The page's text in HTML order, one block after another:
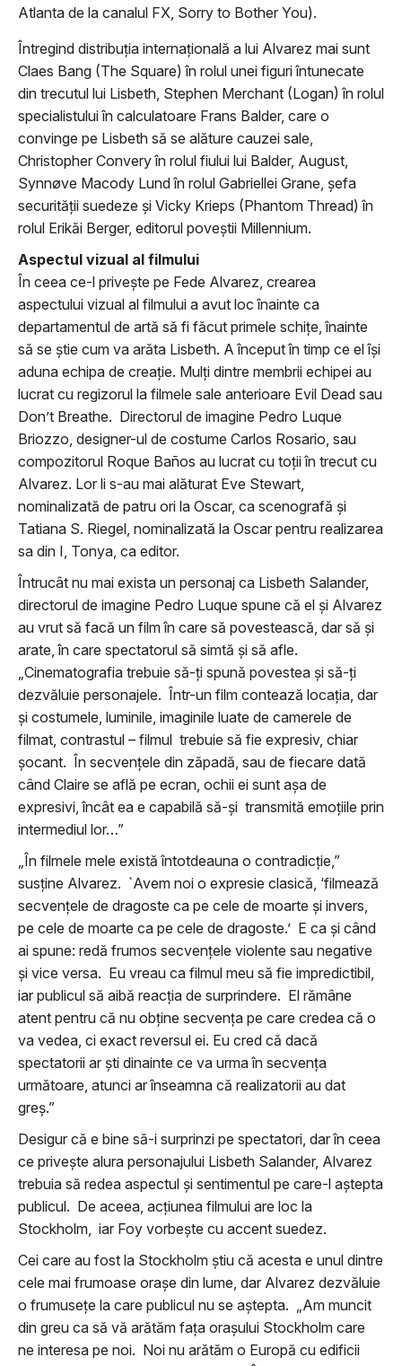
Atlanta de la canalul FX, Sorry to Bother You).
Întregind distribuţia internaţională a lui Alvarez mai sunt
Claes Bang (The Square) în rolul unei figuri întunecate
din trecutul lui Lisbeth, Stephen Merchant (Logan) în rolul
specialistului în calculatoare Frans Balder, care o
convinge pe Lisbeth să se alăture cauzei sale,
Christopher Convery în rolul fiului lui Balder, August,
Synnøve Macody Lund în rolul Gabriellei Grane, şefa
securităţii suedeze şi Vicky Krieps (Phantom Thread) în
rolul Erikăi Berger, editorul poveştii Millennium.
Aspectul vizual al filmului
În ceea ce-l priveşte pe Fede Alvarez, crearea
aspectului vizual al filmului a avut loc înainte ca
departamentul de artă să fi făcut primele schiţe, înainte
să se ştie cum va arăta Lisbeth. A început în timp ce el îşi
aduna echipa de creaţie. Mulţi dintre membrii echipei au
lucrat cu regizorul la filmele sale anterioare Evil Dead sau
Don’t Breathe. Directorul de imagine Pedro Luque
Briozzo, designer-ul de costume Carlos Rosario, sau
compozitorul Roque Baños au lucrat cu toţii în trecut cu
Alvarez. Lor li s-au mai alăturat Eve Stewart,
nominalizată de patru ori la Oscar, ca scenografă şi
Tatiana S. Riegel, nominalizată la Oscar pentru realizarea
sa din I, Tonya, ca editor.
Întrucât nu mai exista un personaj ca Lisbeth Salander,
directorul de imagine Pedro Luque spune că el şi Alvarez
au vrut să facă un film în care să povestească, dar să şi
arate, în care spectatorul să simtă şi să afle.
„Cinematografia trebuie să-ţi spună povestea şi să-ţi
dezvăluie personajele. Într-un film contează locaţia, dar
şi costumele, luminile, imaginile luate de camerele de
filmat, contrastul – filmul trebuie să fie expresiv, chiar
şocant. În secvenţele din zăpadă, sau de fiecare dată
când Claire se află pe ecran, ochii ei sunt aşa de
expresivi, încât ea e capabilă să-şi transmită emoţiile prin
intermediul lor…”
„În filmele mele există întotdeauna o contradicţie,”
susţine Alvarez. `Avem noi o expresie clasică, ‘filmează
secvenţele de dragoste ca pe cele de moarte şi invers,
pe cele de moarte ca pe cele de dragoste.’ E ca şi când
ai spune: redă frumos secvenţele violente sau negative
şi vice versa. Eu vreau ca filmul meu să fie impredictibil,
iar publicul să aibă reacţia de surprindere. El rămâne
atent pentru că nu obţine secvenţa pe care credea că o
va vedea, ci exact reversul ei. Eu cred că dacă
spectatorii ar şti dinainte ce va urma în secvenţa
următoare, atunci ar înseamna că realizatorii au dat
greş.”
Desigur că e bine să-i surprinzi pe spectatori, dar în ceea
ce priveşte alura personajului Lisbeth Salander, Alvarez
trebuia să redea aspectul şi sentimentul pe care-l aştepta
publicul. De aceea, acţiunea filmului are loc la
Stockholm, iar Foy vorbeşte cu accent suedez.
Cei care au fost la Stockholm ştiu că acesta e unul dintre
cele mai frumoase oraşe din lume, dar Alvarez dezvăluie
o frumuseţe la care publicul nu se aştepta. „Am muncit
din greu ca să vă arătăm faţa oraşului Stockholm care
ne interesa pe noi. Noi nu arătăm o Europă cu edificii